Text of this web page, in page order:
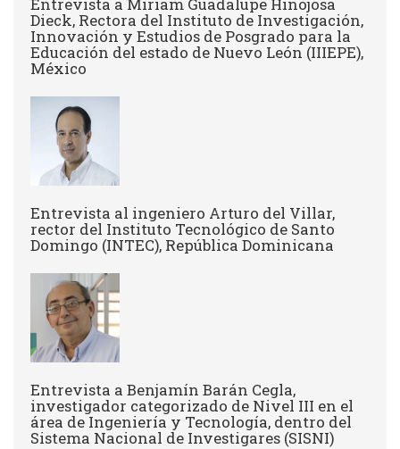
Dieck, Rectora del Instituto de Investigación,
Innovación y Estudios de Posgrado para la
Educación del estado de Nuevo León (IIIEPE),
México
Entrevista al ingeniero Arturo del Villar,
rector del Instituto Tecnológico de Santo
Domingo (INTEC), República Dominicana
Entrevista a Benjamín Barán Cegla,
investigador categorizado de Nivel III en el
área de Ingeniería y Tecnología, dentro del
Sistema Nacional de Investigares (SISNI)